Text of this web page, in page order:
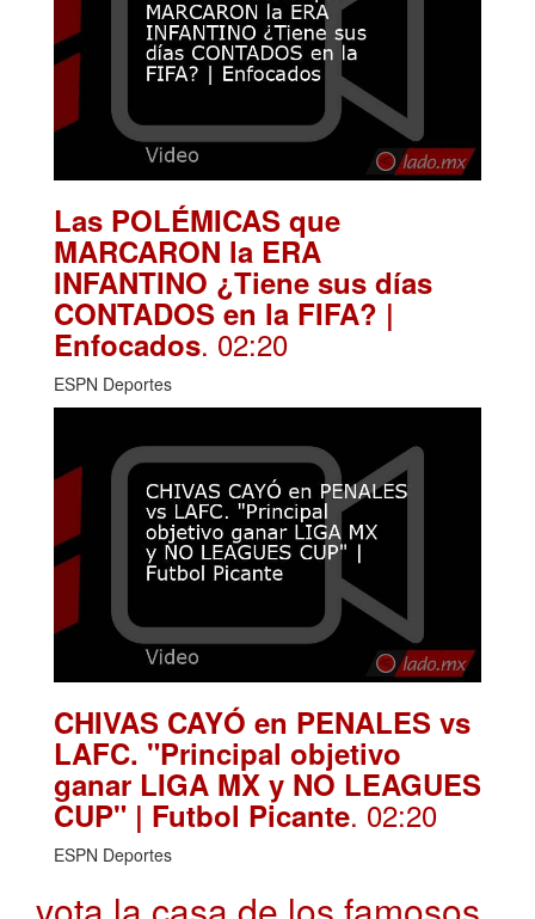
Las POLÉMICAS que
MARCARON la ERA
INFANTINO ¿Tiene sus días
CONTADOS en la FIFA? |
Enfocados. 02:20
ESPN Deportes
CHIVAS CAYÓ en PENALES vs
LAFC. "Principal objetivo
ganar LIGA MX y NO LEAGUES
CUP" | Futbol Picante. 02:20
ESPN Deportes